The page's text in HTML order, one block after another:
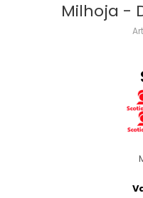
Milhoja -